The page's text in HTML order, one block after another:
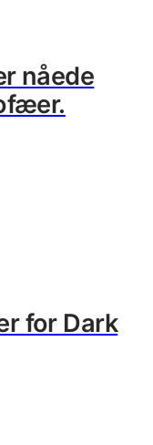
nåede
for Dark